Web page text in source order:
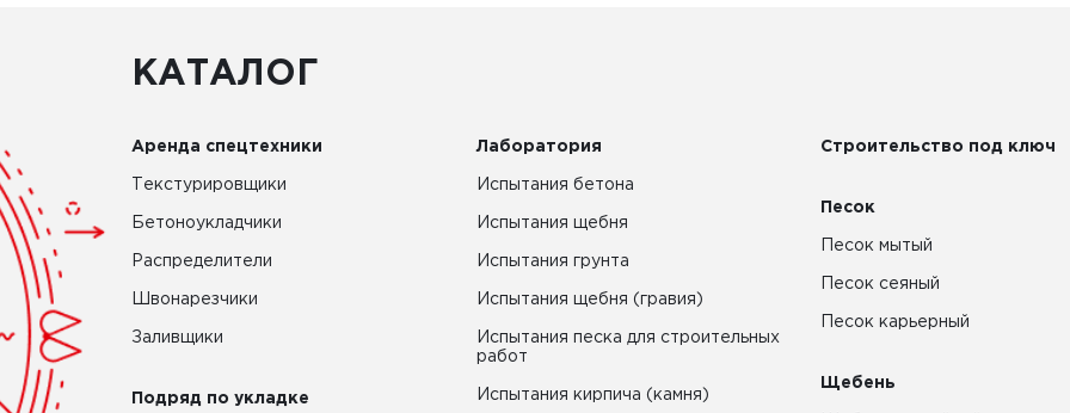
КАТАЛОГ
Аренда спецтехники
Текстурировщики
Бетоноукладчики
Распределители
Швонарезчики
Заливщики
Подряд по укладке
Лаборатория
Испытания бетона
Испытания щебня
Испытания грунта
Испытания щебня (гравия)
Испытания песка для строительных
работ
Испытания кирпича (камня)
Строительство под ключ
Песок
Песок мытый
Песок сеяный
Песок карьерный
Щебень